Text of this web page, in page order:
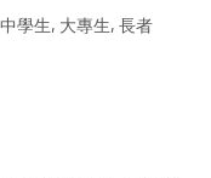
學生, 大專生, 長者